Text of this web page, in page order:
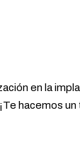
en la
hacemos un